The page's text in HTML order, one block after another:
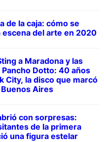
de la caja: cómo se
escena del arte en 2020
a Maradona y las
Dotto: 40 años
City, la disco que marcó
Aires
con sorpresas:
de la primera
una figura estelar